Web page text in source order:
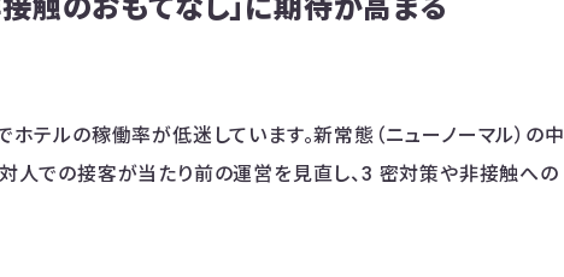
触のおもてなし」に期待が高まる
テルの稼働率が低迷しています。新常態（ニューノーマル）の中
人での接客が当たり前の運営を見直し、3 密対策や非接触への